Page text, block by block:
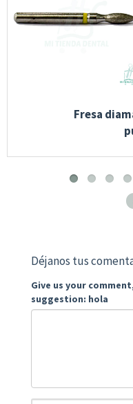
Fresa
Déjanos tus
Give us your
suggestion: hola